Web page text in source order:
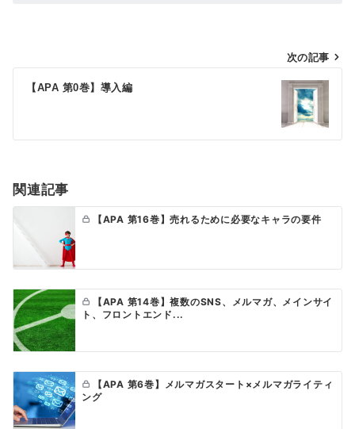
ー
シ
ョ
次の記事
【APA 第0巻】導入編
関連記事
【APA 第16巻】売れるために必要なキャラの要件
【APA 第14巻】複数のSNS、メルマガ、メインサイ
ト、フロントエンド...
【APA 第6巻】メルマガスタート×メルマガライティ
ング